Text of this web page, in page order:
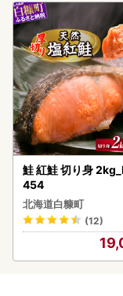
鮭 紅鮭 切り身
454
北海道白糠町
(12)